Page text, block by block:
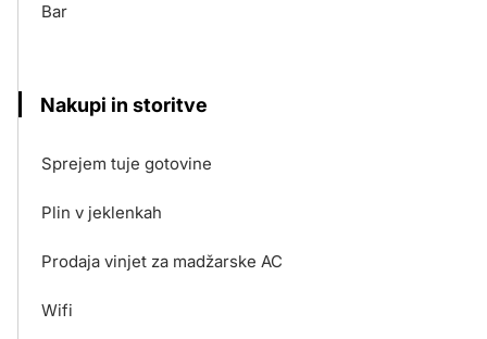
Bar
Nakupi in storitve
Sprejem tuje gotovine
Plin v jeklenkah
Prodaja vinjet za madžarske AC
Wifi